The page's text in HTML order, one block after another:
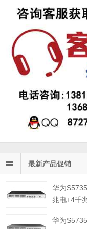
最新产品促销
华为
兆电+4千
华为